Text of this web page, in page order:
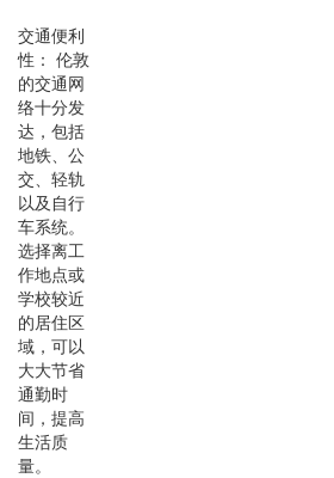
交通便利
性： 伦敦
的交通网
络十分发
达，包括
地铁、公
交、轻轨
以及自行
车系统。
选择离工
作地点或
学校较近
的居住区
域，可以
大大节省
通勤时
间，提高
生活质
量。